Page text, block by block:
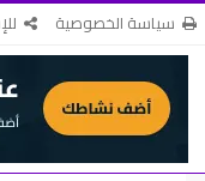
سياسة الخصوصية